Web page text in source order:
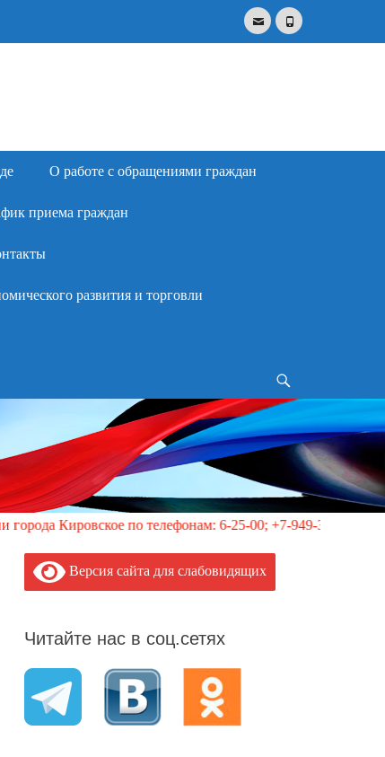
EmailPhone
О работе с обращениями граждан
приема граждан
развития и торговли
по телефонам: 6-25-00; +7-949-352-87-40, 113
Версия сайта для слабовидящих
Читайте нас в соц.сетях